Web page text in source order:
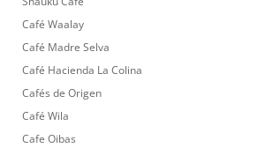
Café Waalay
Café Madre Selva
Café Hacienda La Colina
Cafés de Origen
Café Wila
Cafe Oibas